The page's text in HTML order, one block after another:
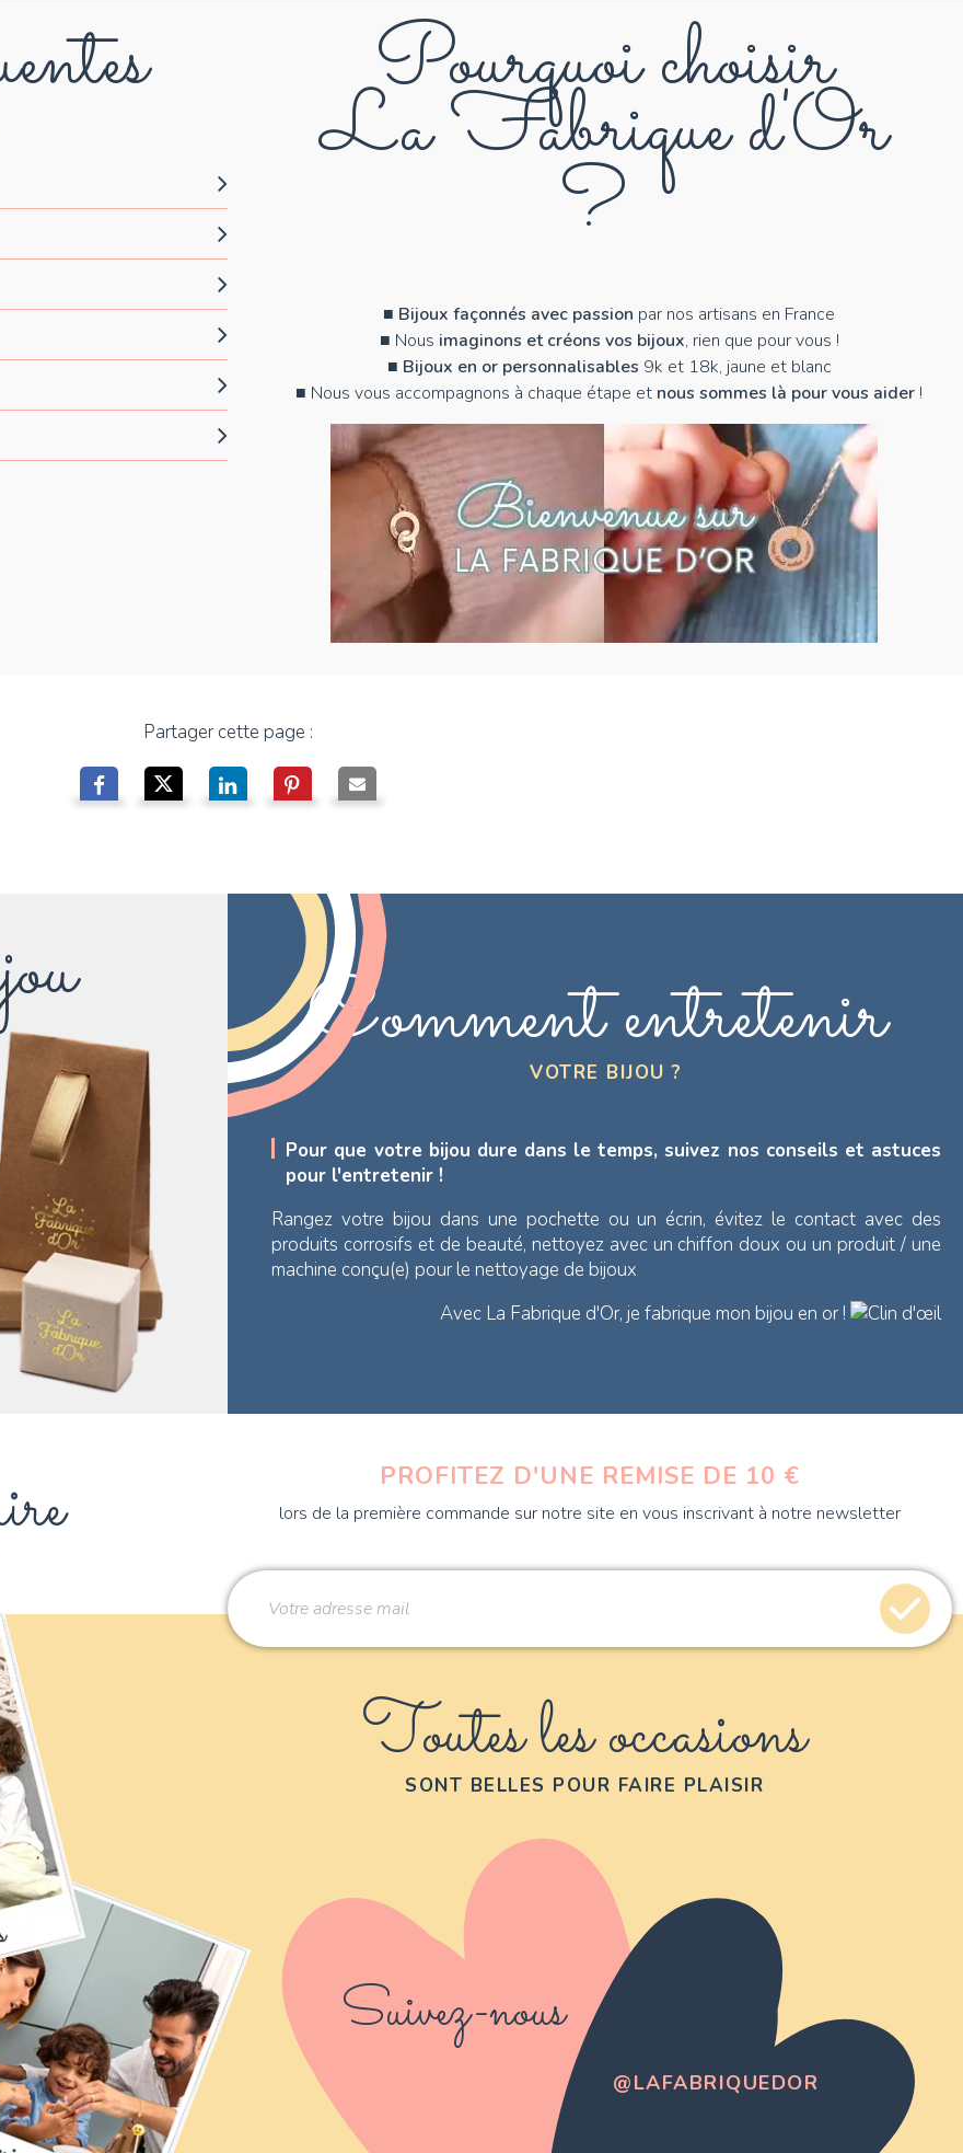
Pourquoi choisir
La Fabrique d'Or
?
■ Bijoux façonnés avec passion par nos artisans en France
■ Nous imaginons et créons vos bijoux, rien que pour vous !
■ Bijoux en or personnalisables 9k et 18k, jaune et blanc
■ Nous vous accompagnons à chaque étape et nous sommes là pour vous aider !
Partager cette page :
Comment entretenir
VOTRE BIJOU ?
Pour que votre bijou dure dans le temps, suivez nos conseils et astuces
pour l'entretenir !
Rangez votre bijou dans une pochette ou un écrin, évitez le contact avec des
produits corrosifs et de beauté, nettoyez avec un chiffon doux ou un produit / une
machine conçu(e) pour le nettoyage de bijoux
Avec La Fabrique d'Or, je fabrique mon bijou en or !
PROFITEZ D'UNE REMISE DE 10 €
lors de la première commande sur notre site en vous inscrivant à notre newsletter
Toutes les occasions
SONT BELLES POUR FAIRE PLAISIR
Suivez-nous
@LAFABRIQUEDOR